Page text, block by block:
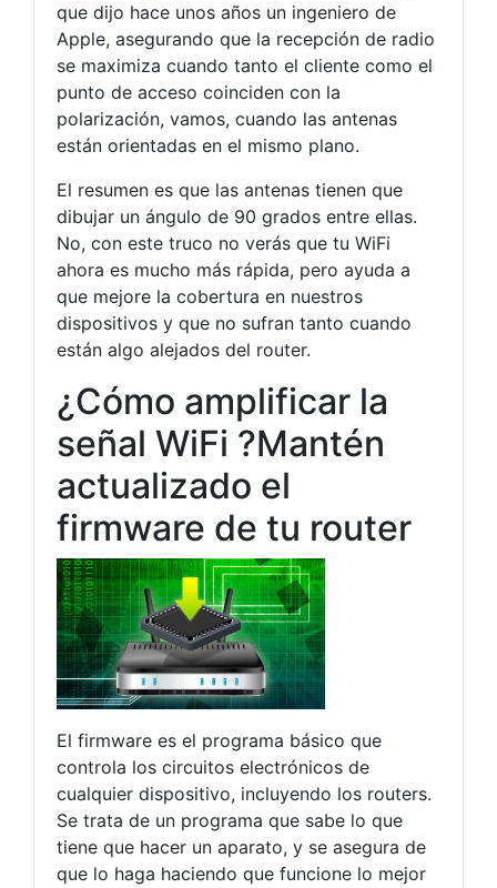
que dijo hace unos años un ingeniero de
Apple, asegurando que la recepción de radio
se maximiza cuando tanto el cliente como el
punto de acceso coinciden con la
polarización, vamos, cuando las antenas
están orientadas en el mismo plano.
El resumen es que las antenas tienen que
dibujar un ángulo de 90 grados entre ellas.
No, con este truco no verás que tu WiFi
ahora es mucho más rápida, pero ayuda a
que mejore la cobertura en nuestros
dispositivos y que no sufran tanto cuando
están algo alejados del router.
¿Cómo amplificar la
señal WiFi ?Mantén
actualizado el
firmware de tu router
El firmware es el programa básico que
controla los circuitos electrónicos de
cualquier dispositivo, incluyendo los routers.
Se trata de un programa que sabe lo que
tiene que hacer un aparato, y se asegura de
que lo haga haciendo que funcione lo mejor